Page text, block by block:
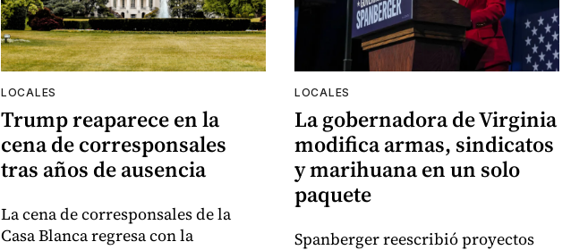
LOCALES
Trump reaparece en la
cena de corresponsales
tras años de ausencia
La cena de corresponsales de la
Casa Blanca regresa con la
LOCALES
La gobernadora de Virginia
modifica armas, sindicatos
y marihuana en un solo
paquete
Spanberger reescribió proyectos